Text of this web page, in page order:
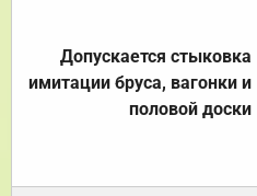
Допускается стыковка
имитации бруса, вагонки и
половой доски